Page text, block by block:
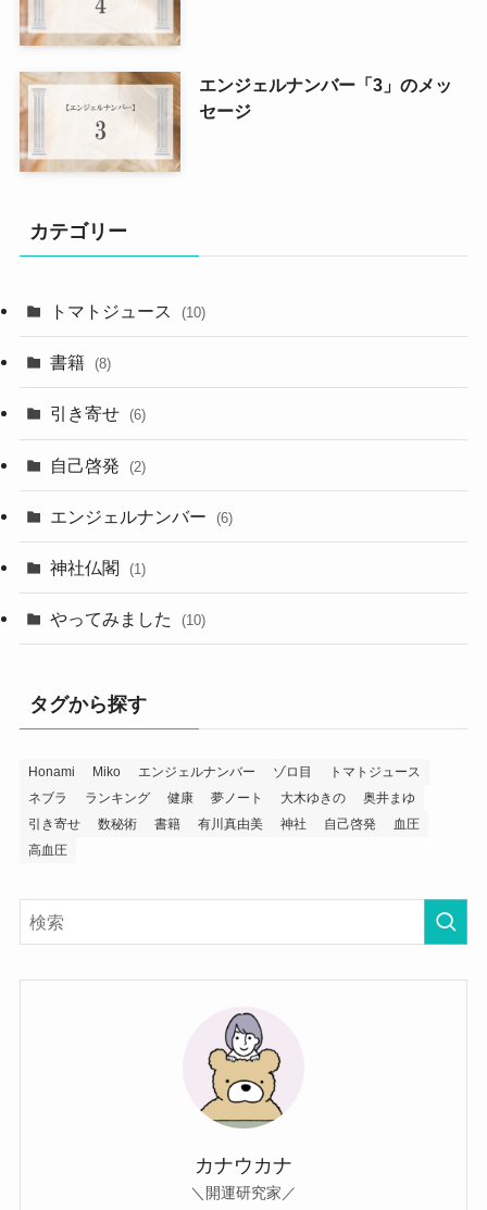
エンジェルナンバー「3」のメッ
セージ
カテゴリー
トマトジュース (10)
書籍 (8)
引き寄せ (6)
自己啓発 (2)
エンジェルナンバー (6)
神社仏閣 (1)
やってみました (10)
タグから探す
Honami Miko エンジェルナンバー ゾロ目
トマトジュース
ネブラ
ランキング 健康 夢ノート 大木ゆきの
奥井まゆ
引き寄せ
数秘術 書籍 有川真由美 神社 自己啓発
血圧
高血圧
カナウカナ
＼開運研究家／